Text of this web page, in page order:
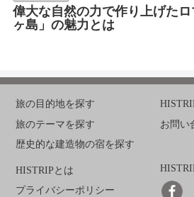
偉大な自然の力で作り上げた
ヶ島」の魅力とは
旅の目的地を探す
旅のテーマを探す
歴史的な建造物の宿を探す
お問い
HISTRIPとは
プライバシーポリシー